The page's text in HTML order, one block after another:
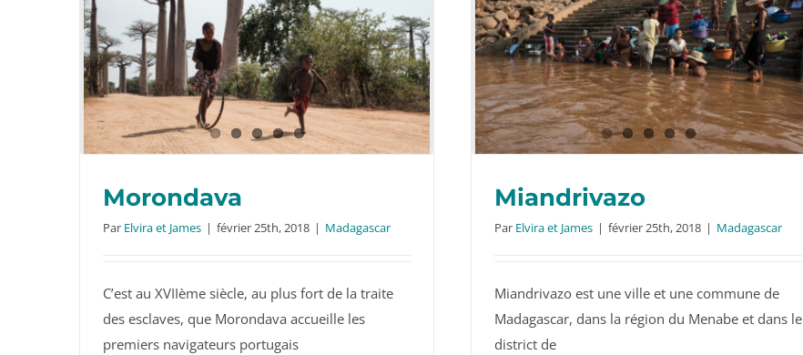
Morondava
Morondava
Par Elvira et James | février 25th, 2018 | Madagascar
C’est au XVIIème siècle, au plus fort de la traite
des esclaves, que Morondava accueille les
premiers navigateurs portugais
Miandrivazo
Miandrivazo
Par Elvira et James | février 25th, 2018 | Madagascar
Miandrivazo est une ville et une commune de
Madagascar, dans la région du Menabe et dans le
district de